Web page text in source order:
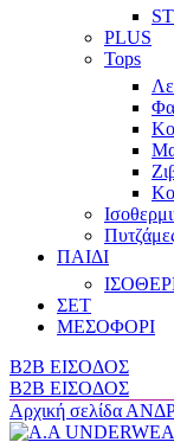
PLUS
Tops
ΠΑΙΔΙ
ΣΕΤ
ΜΕΣΟΦΟΡΙ
B2B ΕΙΣΟΔΟΣ
B2B ΕΙΣΟΔΟΣ
Αρχική σελίδα